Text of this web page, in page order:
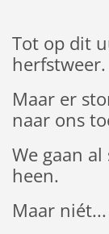
Tot op dit
herfstweer.
Maar er
naar ons
We gaan
heen.
Maar